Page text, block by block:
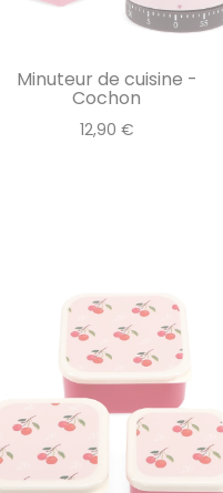
Minuteur de cuisine -
Cochon
12,90 €